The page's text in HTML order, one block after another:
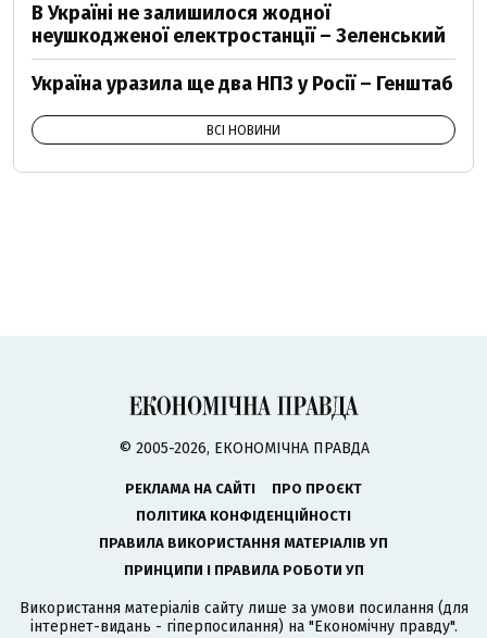
В Україні не залишилося жодної
неушкодженої електростанції – Зеленський
Україна уразила ще два НПЗ у Росії – Генштаб
ВСІ НОВИНИ
© 2005-2026, ЕКОНОМІЧНА ПРАВДА
РЕКЛАМА НА САЙТІ
ПРО ПРОЄКТ
ПОЛІТИКА КОНФІДЕНЦІЙНОСТІ
ПРАВИЛА ВИКОРИСТАННЯ МАТЕРІАЛІВ УП
ПРИНЦИПИ І ПРАВИЛА РОБОТИ УП
Використання матеріалів сайту лише за умови посилання (для
інтернет-видань - гіперпосилання) на "Економічну правду".